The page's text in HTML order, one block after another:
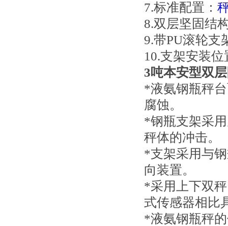
7.标准配置：
8.双层坚固结
9.带PU滚轮支
10.支架安装
3吨本安型双
*液氨钢瓶秤
腐蚀。
*钢瓶支架采
秤体的冲击。
*支架采用与
向装置。
*采用上下双
式传感器相比
*液氨钢瓶秤